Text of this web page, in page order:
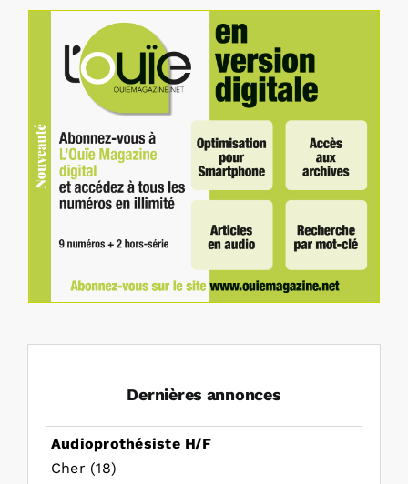
Dernières annonces
Audioprothésiste H/F
Cher (18)